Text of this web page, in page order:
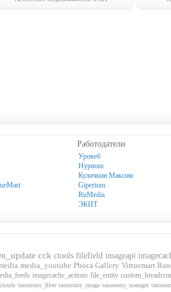
Работодатели
Уровеб
Hypnom
Куличкин Максим
Giperium
RuMedia
ЭКИТ
cck ctools filefield imageapi
media_youtube Phoca Gallery Virtuemart
imagecache_actions file_entity
taxonomy_filter taxonomy_image taxonomy_manager